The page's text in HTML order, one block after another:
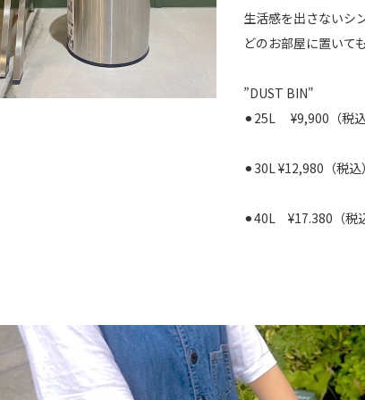
生活感を出さないシ
どのお部屋に置いて
”DUST BIN"
⚫︎25L ¥9,900（税込
⚫︎30L ¥12,980（税込）
⚫︎40L ¥17.380（税込